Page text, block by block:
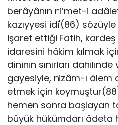
berâyânın ni’met-i
kazıyyesi idi'(86) sözüyle
işaret ettiği Fatih,
idaresini hâkim kılmak
dîninin sınırları
gayesiyle, nizâm-ı âlem
etmek için
hemen sonra başlayan
büyük hükümdarı âdeta